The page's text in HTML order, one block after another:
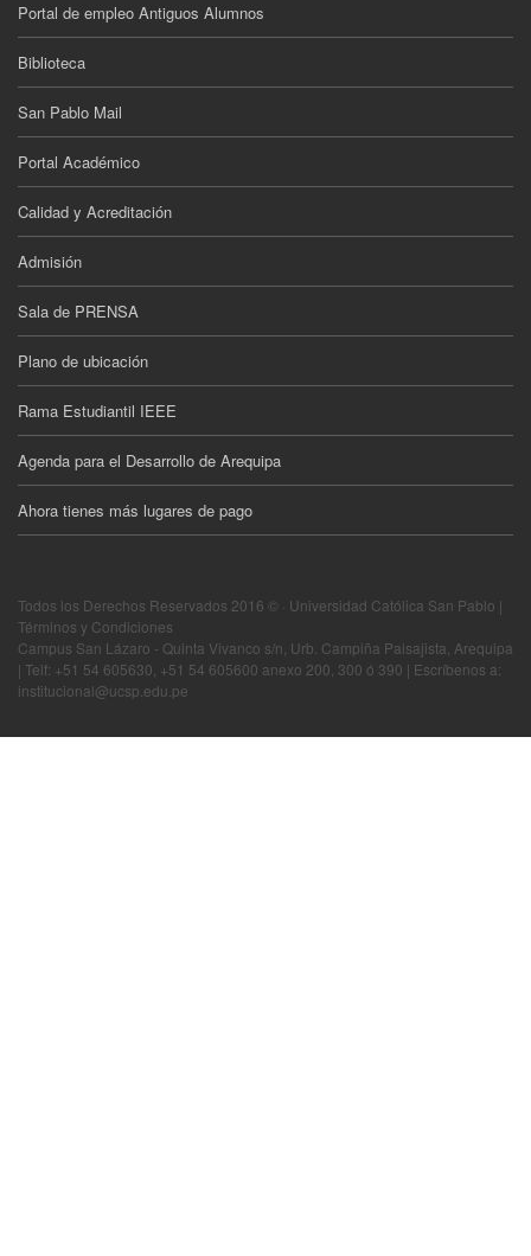
Portal de empleo Antiguos Alumnos
Biblioteca
San Pablo Mail
Portal Académico
Calidad y Acreditación
Admisión
Sala de PRENSA
Plano de ubicación
Rama Estudiantil IEEE
Agenda para el Desarrollo de Arequipa
Ahora tienes más lugares de pago
Todos los Derechos Reservados 2016 © · Universidad Católica San Pablo |
Términos y Condiciones
Campus San Lázaro - Quinta Vivanco s/n, Urb. Campiña Paisajista, Arequipa
| Telf: +51 54 605630, +51 54 605600 anexo 200, 300 ó 390 | Escríbenos a:
institucional@ucsp.edu.pe